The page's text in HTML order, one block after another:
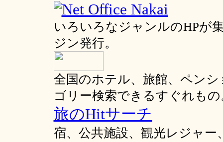
いろいろなジャンルのHPが
ジン発行。
全国のホテル、旅館、ペン
ゴリー検索できるすぐれもの
旅のHitサーチ
宿、公共施設、観光レジャ